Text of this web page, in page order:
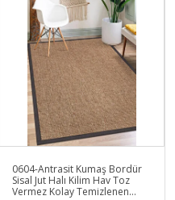
0604-Antrasit Kumaş Bordür
Sisal Jut Halı Kilim Hav Toz
Vermez Kolay Temizlenen